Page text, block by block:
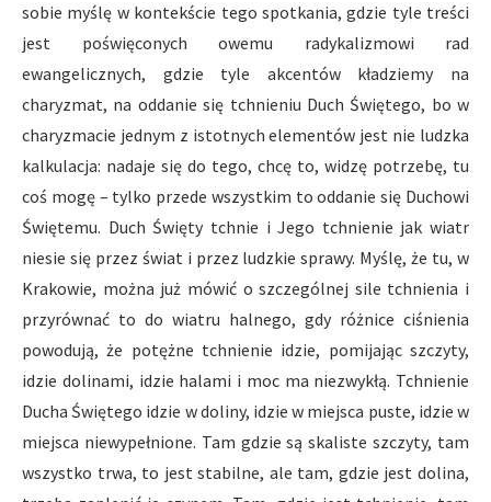
sobie myślę w kontekście tego spotkania, gdzie tyle treści
jest poświęconych owemu radykalizmowi rad
ewangelicznych, gdzie tyle akcentów kładziemy na
charyzmat, na oddanie się tchnieniu Duch Świętego, bo w
charyzmacie jednym z istotnych elementów jest nie ludzka
kalkulacja: nadaje się do tego, chcę to, widzę potrzebę, tu
coś mogę – tylko przede wszystkim to oddanie się Duchowi
Świętemu. Duch Święty tchnie i Jego tchnienie jak wiatr
niesie się przez świat i przez ludzkie sprawy. Myślę, że tu, w
Krakowie, można już mówić o szczególnej sile tchnienia i
przyrównać to do wiatru halnego, gdy różnice ciśnienia
powodują, że potężne tchnienie idzie, pomijając szczyty,
idzie dolinami, idzie halami i moc ma niezwykłą. Tchnienie
Ducha Świętego idzie w doliny, idzie w miejsca puste, idzie w
miejsca niewypełnione. Tam gdzie są skaliste szczyty, tam
wszystko trwa, to jest stabilne, ale tam, gdzie jest dolina,